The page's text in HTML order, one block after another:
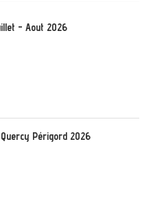
- Aout 2026
Périgord 2026